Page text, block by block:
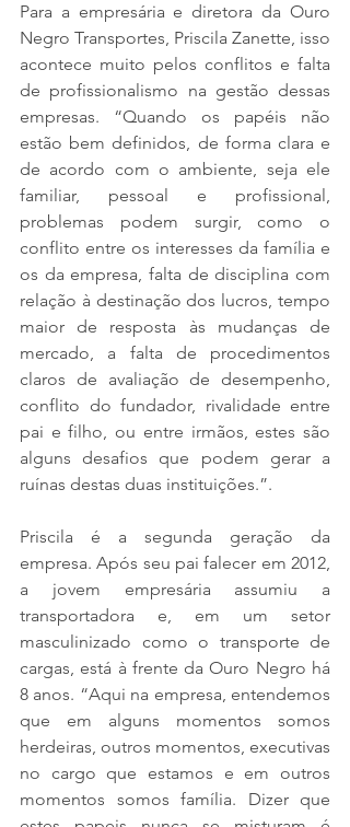
Para a empresária e diretora da Ouro
Negro Transportes, Priscila Zanette, isso
acontece muito pelos conflitos e falta
de profissionalismo na gestão dessas
empresas. “Quando os papéis não
estão bem definidos, de forma clara e
de acordo com o ambiente, seja ele
familiar, pessoal e profissional,
problemas podem surgir, como o
conflito entre os interesses da família e
os da empresa, falta de disciplina com
relação à destinação dos lucros, tempo
maior de resposta às mudanças de
mercado, a falta de procedimentos
claros de avaliação de desempenho,
conflito do fundador, rivalidade entre
pai e filho, ou entre irmãos, estes são
alguns desafios que podem gerar a
ruínas destas duas instituições.”.
Priscila é a segunda geração da
empresa. Após seu pai falecer em 2012,
a jovem empresária assumiu a
transportadora e, em um setor
masculinizado como o transporte de
cargas, está à frente da Ouro Negro há
8 anos. “Aqui na empresa, entendemos
que em alguns momentos somos
herdeiras, outros momentos, executivas
no cargo que estamos e em outros
momentos somos família. Dizer que